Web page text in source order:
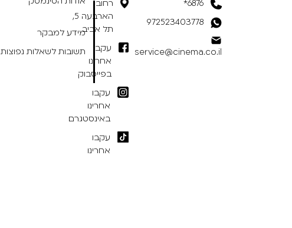
6876*
972523403778
service@cinema.co.il
רחוב
הארבעה 5,
תל אביב
עקבו
אחרינו
בפייסבוק
עקבו
אחרינו
באינסטגרם
עקבו
אחרינו
מידע למבקר
תשובות לשאלות נפוצות